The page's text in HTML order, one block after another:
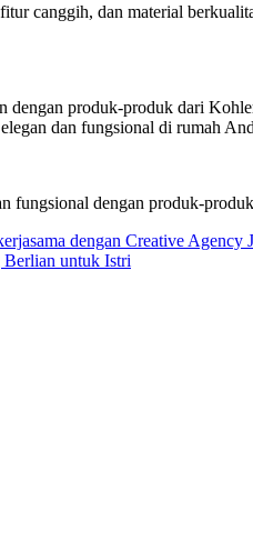
canggih, dan material
dengan produk-produk dari
dan fungsional di rumah
fungsional dengan produk-
dengan Creative Agency
untuk Istri